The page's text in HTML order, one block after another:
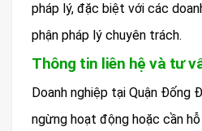
pháp lý, đặc biệt với các
phận pháp lý chuyên trách.
Thông tin liên hệ và tư
Doanh nghiệp tại Quận Đống
ngừng hoạt động hoặc cần